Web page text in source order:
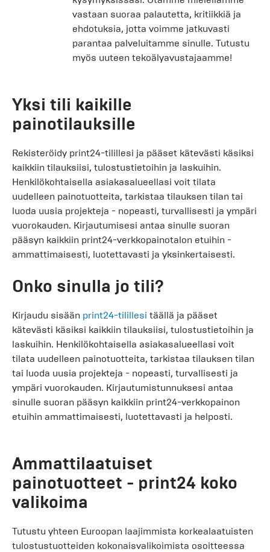
vastaan suoraa palautetta, kritiikkiä ja
ehdotuksia, jotta voimme jatkuvasti
parantaa palveluitamme sinulle. Tutustu
myös uuteen tekoälyavustajaamme!
Yksi tili kaikille
painotilauksille
Rekisteröidy print24-tilillesi ja pääset kätevästi käsiksi
kaikkiin tilauksiisi, tulostustietoihin ja laskuihin.
Henkilökohtaisella asiakasalueellasi voit tilata
uudelleen painotuotteita, tarkistaa tilauksen tilan tai
luoda uusia projekteja - nopeasti, turvallisesti ja ympäri
vuorokauden. Kirjautumisesi antaa sinulle suoran
pääsyn kaikkiin print24-verkkopainotalon etuihin -
ammattimaisesti, luotettavasti ja yksinkertaisesti.
Onko sinulla jo tili?
Kirjaudu sisään print24-tilillesi täällä ja pääset
kätevästi käsiksi kaikkiin tilauksiisi, tulostustietoihin ja
laskuihin. Henkilökohtaisella asiakasalueellasi voit
tilata uudelleen painotuotteita, tarkistaa tilauksen tilan
tai luoda uusia projekteja - nopeasti, turvallisesti ja
ympäri vuorokauden. Kirjautumistunnuksesi antaa
sinulle suoran pääsyn kaikkiin print24-verkkopainon
etuihin ammattimaisesti, luotettavasti ja helposti.
Ammattilaatuiset
painotuotteet - print24 koko
valikoima
Tutustu yhteen Euroopan laajimmista korkealaatuisten
tulostustuotteiden kokonaisvalikoimista osoitteessa